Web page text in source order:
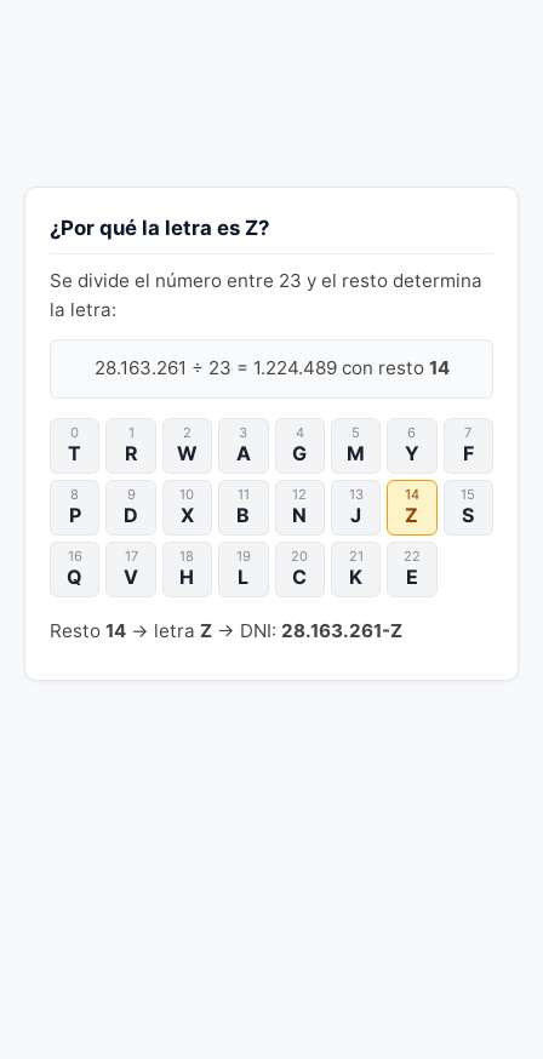
¿Por qué la letra es Z?
Se divide el número entre 23 y el resto determina
la letra:
28.163.261 ÷ 23 = 1.224.489 con resto 14
0
T
1
R
2
W
3
A
4
G
5
M
6
Y
7
F
8
P
9
D
10
X
11
B
12
N
13
J
14
Z
15
S
16
Q
17
V
18
H
19
L
20
C
21
K
22
E
Resto 14 → letra Z → DNI: 28.163.261-Z